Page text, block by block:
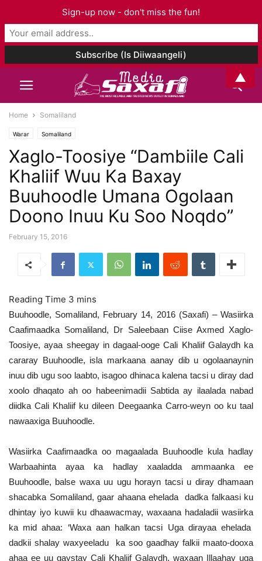
Home Somaliland
Warar Somaliland
Xaglo-Toosiye “Dambiile Cali
Khaliif Wuu Ka Baxay
Buuhoodle Umana Ogolaan
Doono Inuu Ku Soo Noqdo”
February 15, 2016
Buuhoodle, Somaliland, February 14, 2016 (Saxafi) – Wasiirka
Caafimaadka Somaliland, Dr Saleebaan Ciise Axmed Xaglo-
Toosiye, ayaa sheegay in dagaal-ooge Cali Khaliif Galaydh ka
cararay Buuhoodle, isla markaana aanay dib u ogolaanaynin
inuu dib ugu soo laabto, isagoo dhinaca kalena tacsi u diray dad
xoolo dhaqato ah oo habeenimadii Sabtida ay ilaalada nabad
diidka Cali Khaliif ku dileen Deegaanka Carro-weyn oo ku taal
nawaaxiga Buuhoodle.
Wasiirka Caafimaadka oo magaalada Buuhoodle kula hadlay
Warbaahinta ayaa ka hadlay xaaladda ammaanka ee
Buuhoodle, balse waxa uu ugu horayn tacsi u diray dhamaan
shacabka Somaliland, gaar ahaana ehelada dadka falkaasi ku
dhintay iyo kuwii ku dhaawacmay, waxaana hadaladii wasiirka
ka mid ahaa: ‘Waxa aan halkan tacsi Uga dirayaa ehelada
dadkii shalay waxyeeladu ka soo gaadhay falkii maato-dooxa
ahaa ee uu gaystay Cali Khaliif Galaydh, waxaan Illaahay uga
Sign-up now - don't miss the fun!
▲